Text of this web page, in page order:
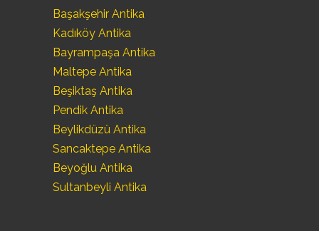
Başakşehir Antika
Kadıköy Antika
Bayrampaşa Antika
Maltepe Antika
Beşiktaş Antika
Pendik Antika
Beylikdüzü Antika
Sancaktepe Antika
Beyoğlu Antika
Sultanbeyli Antika